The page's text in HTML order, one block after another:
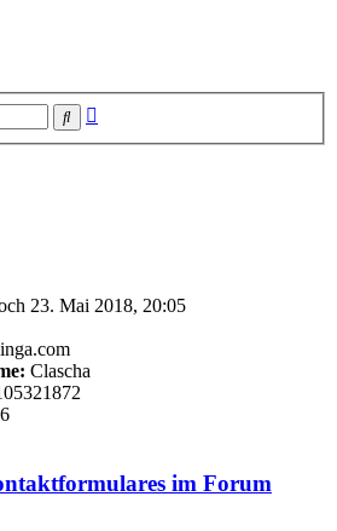
Suche
23. Mai 2018, 20:05
Clascha
im Forum